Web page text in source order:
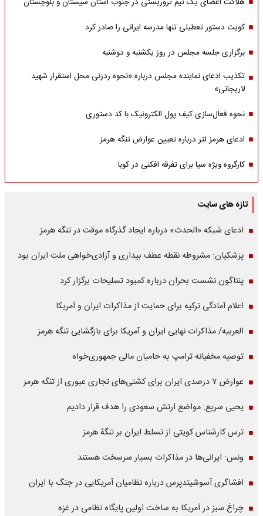
کویت دستور تعطیلی تنها مدرسه ایرانی را صادر کرد
برگزاری جلسه مجلس در روز یکشنبه و دوشنبه
تکذیب ادعای نماینده مجلس درباره «نحوه ردزنی محل استقرار شهید
لاریجانی»
نحوه فعال‌سازی کیف پول الکترونیک با کد دستوری
ادعای هرمز لتر درباره تعیین عوارض تنگه هرمز
کارگروه ویژه سیا برای تفرقه افکنی در کوبا
تازه های سایت
ادعای شبکه «الحدث» درباره ایجاد گذرگاه موقت در تنگه هرمز
پزشکیان: مشروطه نقطه عطف بیداری و آزادی‌خواهی ملت ایران بود
پنتاگون نشست بحران درباره کمبود تسلیحات برگزار کرد
اعلام آمادگی ترکیه برای حمایت از مذاکرات ایران و آمریکا
العربیه/ مذاکرات نهایی ایران و آمریکا برای بازگشایی تنگه هرمز
توصیه مخفیانه ترامپ به حامیان مالی جمهوری‌خواه
عوارض ۷ درصدی ایران برای کشتی‌های تجاری عبوری از تنگه هرمز
یحیی سریع: مواضع ارتش سعودی را هدف قرار دادیم
ترس کارشناس کویتی از تسلط ایران بر تنگۀ هرمز
ونس: ایرانی‌ها در مذاکرات بسیار سرسخت هستند
افشاگری آسوشیتدپرس درباره نظامیان آمریکایی در جنگ با ایران
چراغ سبز در آمریکا به ساخت اولین پایگاه نظامی در غزه